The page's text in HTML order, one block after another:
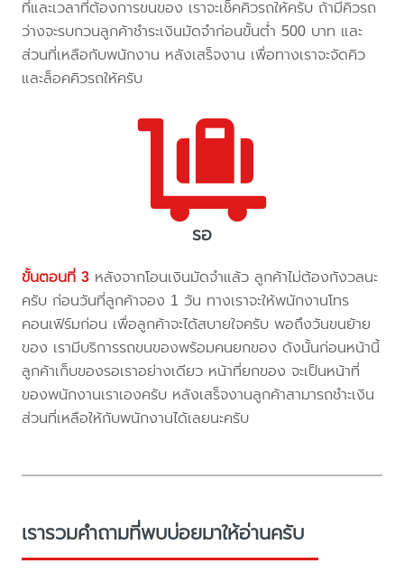
ที่และเวลาที่ต้องการขนของ เราจะเช็คคิวรถให้ครับ ถ้ามีคิวรถ
ว่างจะรบกวนลูกค้าชำระเงินมัดจำก่อนขั้นต่ำ 500 บาท และ
ส่วนที่เหลือกับพนักงาน หลังเสร็จงาน เพื่อทางเราจะจัดคิว
และล็อคคิวรถให้ครับ
รอ
ขั้นตอนที่ 3 หลังจากโอนเงินมัดจำแล้ว ลูกค้าไม่ต้องกังวลนะ
ครับ ก่อนวันที่ลูกค้าจอง 1 วัน ทางเราจะให้พนักงานโทร
คอนเฟิร์มก่อน เพื่อลูกค้าจะได้สบายใจครับ พอถึงวันขนย้าย
ของ เรามีบริการรถขนของพร้อมคนยกของ ดังนั้นก่อนหน้านี้
ลูกค้าเก็บของรอเราอย่างเดียว หน้าที่ยกของ จะเป็นหน้าที่
ของพนักงานเราเองครับ หลังเสร็จงานลูกค้าสามารถชำะเงิน
ส่วนที่เหลือให้กับพนักงานได้เลยนะครับ
เรารวมคำถามที่พบบ่อยมาให้อ่านครับ